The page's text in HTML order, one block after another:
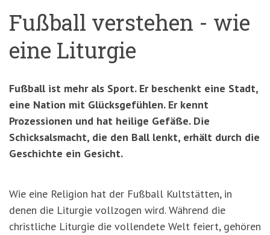
Fußball verstehen - wie
eine Liturgie
Fußball ist mehr als Sport. Er beschenkt eine Stadt,
eine Nation mit Glücksgefühlen. Er kennt
Prozessionen und hat heilige Gefäße. Die
Schicksalsmacht, die den Ball lenkt, erhält durch die
Geschichte ein Gesicht.
Wie eine Religion hat der Fußball Kultstätten, in
denen die Liturgie vollzogen wird. Während die
christliche Liturgie die vollendete Welt feiert, gehören